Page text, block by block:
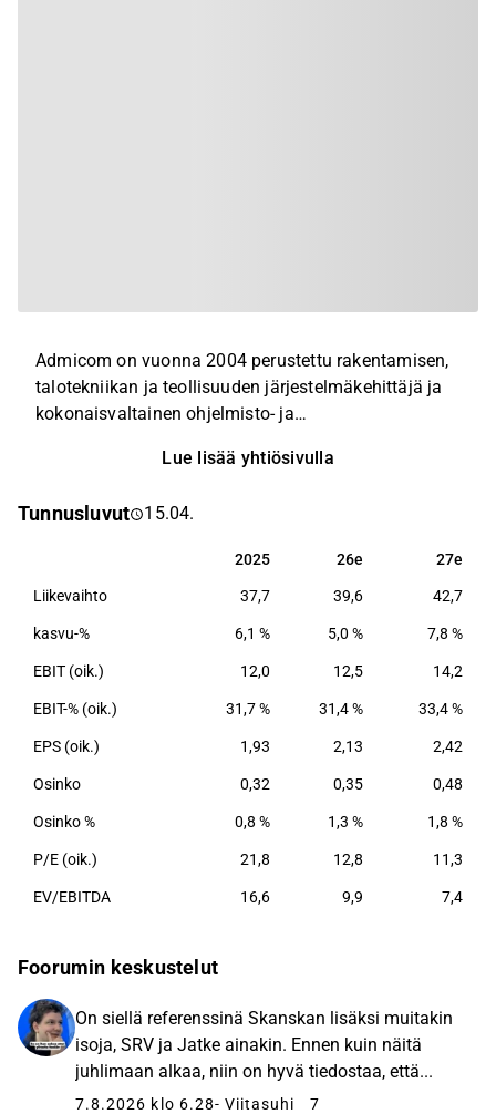
Admicom on vuonna 2004 perustettu rakentamisen,
talotekniikan ja teollisuuden järjestelmäkehittäjä ja
kokonaisvaltainen ohjelmisto- ja
ja keskisuuria yrityksiä parantamaan kilpailukykyään
kirjanpitoon asti.
Lue lisää yhtiösivulla
Tunnusluvut 15.04.
2025 26e 27e
2025 26e 27e
Liikevaihto 37,7 39,6 42,7
kasvu-% 6,1 % 5,0 % 7,8 %
EBIT (oik.) 12,0 12,5 14,2
EBIT-% (oik.) 31,7 % 31,4 % 33,4 %
EPS (oik.) 1,93 2,13 2,42
Osinko 0,32 0,35 0,48
Osinko % 0,8 % 1,3 % 1,8 %
P/E (oik.) 21,8 12,8 11,3
EV/EBITDA 16,6 9,9 7,4
Foorumin keskustelut
On siellä referenssinä Skanskan lisäksi muitakin
isoja, SRV ja Jatke ainakin. Ennen kuin näitä
juhlimaan alkaa, niin on hyvä tiedostaa, että...
7.8.2026 klo 6.28- Viitasuhi 7